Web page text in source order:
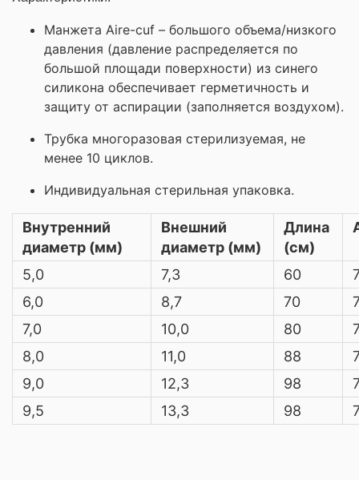
Манжета Aire-cuf – большого объема/низкого
давления (давление распределяется по
большой площади поверхности) из синего
силикона обеспечивает герметичность и
защиту от аспирации (заполняется воздухом).
Трубка многоразовая стерилизуемая, не
менее 10 циклов.
Индивидуальная стерильная упаковка.
Внутренний
диаметр (мм)
Внешний
диаметр (мм)
Длина
(см)
5,0 7,3 60
6,0
8,7 70
7,0
10,0 80
8,0
11,0 88
9,0
12,3 98
9,5
13,3 98